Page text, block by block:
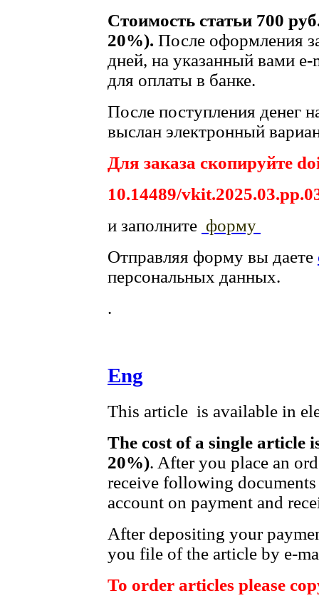
Стоимость статьи 700
20%). После оформления
дней, на указанный вами
для оплаты в банке.
После поступления денег
выслан электронный
Для заказа скопируйте
10.14489/
и заполните форму
Отправляя форму вы даете
персональных данных.
.
Eng
This article is available in
The cost of a single article
20%). After you place an
receive following
account on payment and
After depositing your
you file of the article by e-
To order articles please